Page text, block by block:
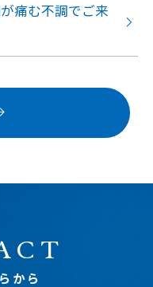
痛む不調でご来
から